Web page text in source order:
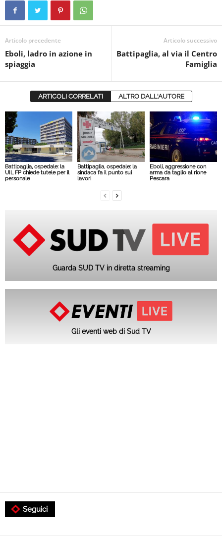
Articolo precedente
Eboli, ladro in azione in
spiaggia
Articolo successivo
Battipaglia, al via il Centro
Famiglia
ARTICOLI CORRELATI ALTRO DALL'AUTORE
Battipaglia, ospedale: la
UIL FP chiede tutele per il
personale
Battipaglia, ospedale: la
sindaca fa il punto sui
lavori
Eboli, aggressione con
arma da taglio al rione
Pescara
Guarda SUD TV in diretta streaming
Gli eventi web di Sud TV
Seguici